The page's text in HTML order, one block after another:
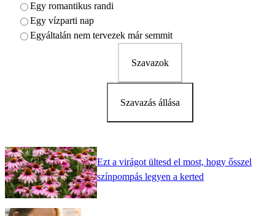
Egy romantikus randi
Egy vízparti nap
Egyáltalán nem tervezek már semmit
Szavazok
Szavazás állása
Ezt a virágot ültesd el most, hogy ősszel
színpompás legyen a kerted